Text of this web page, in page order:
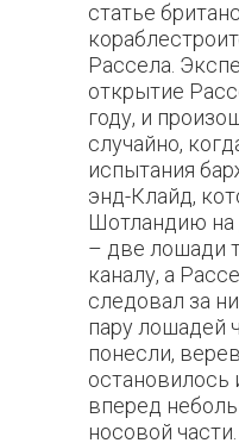
статье
Рассела.
открытие
году, и
случайно,
испытания
энд-Клайд,
Шотландию на
– две лошади
каналу, а
следовал за
пару лошадей
понесли,
вперед
носовой